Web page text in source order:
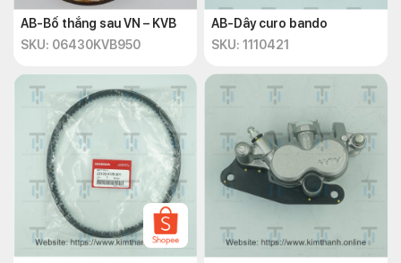
AB-Bố thắng sau VN – KVB
SKU: 06430KVB950
AB-Dây curo bando
SKU: 1110421